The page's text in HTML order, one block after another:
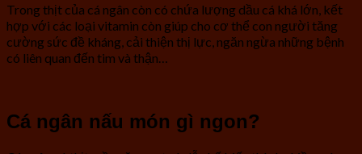
Trong thịt của cá ngân còn có chứa lượng dầu cá khá lớn, kết
hợp với các loại vitamin còn giúp cho cơ thể con người tăng
cường sức đề kháng, cải thiện thị lực, ngăn ngừa những bệnh
có liên quan đến tim và thận…
Cá ngân nấu món gì ngon?